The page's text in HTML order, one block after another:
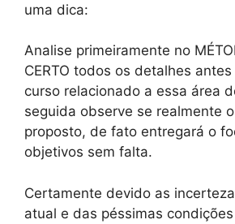
uma dica:
Analise primeiramente no
CERTO todos os detalhes
curso relacionado a essa área
seguida observe se realmente
proposto, de fato entregará o
objetivos sem falta.
Certamente devido as
atual e das péssimas